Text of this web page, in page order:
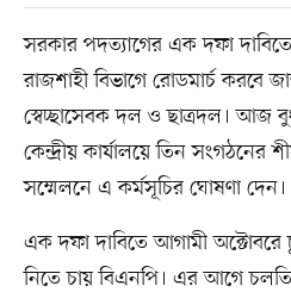
সরকার পদত্যাগের এক দফা
রাজশাহী বিভাগে রোডমার্চ করবে
স্বেচ্ছাসেবক দল ও ছাত্রদল। আজ
কেন্দ্রীয় কার্যালয়ে তিন সংগঠনের
সম্মেলনে এ কর্মসূচির ঘোষণা দেন।
এক দফা দাবিতে আগামী অক্টোবরে
নিতে চায় বিএনপি। এর আগে